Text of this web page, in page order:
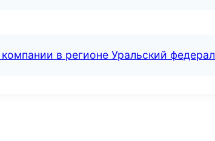
компании в регионе Уральский